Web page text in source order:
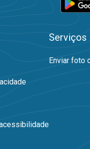
Serviços
Enviar foto